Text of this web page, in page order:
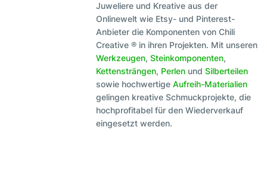
Juweliere und Kreative aus der
Onlinewelt wie Etsy- und Pinterest-
Anbieter die Komponenten von Chili
Creative ® in ihren Projekten. Mit unseren
Werkzeugen,Steinkomponenten,
Kettensträngen, Perlen undSilberteilen
sowie hochwertigeAufreih-Materialien
gelingen kreative Schmuckprojekte, die
hochprofitabel für den Wiederverkauf
eingesetzt werden.